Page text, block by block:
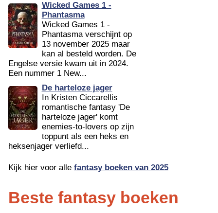
Wicked Games 1 -
Phantasma
Wicked Games 1 -
Phantasma verschijnt op
13 november 2025 maar
kan al besteld worden. De
Engelse versie kwam uit in 2024.
Een nummer 1 New...
De harteloze jager
In Kristen Ciccarellis
romantische fantasy 'De
harteloze jager' komt
enemies-to-lovers op zijn
toppunt als een heks en
heksenjager verliefd...
Kijk hier voor alle fantasy boeken van 2025
Beste fantasy boeken